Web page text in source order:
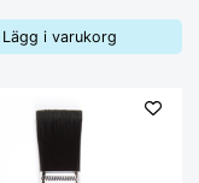
Lägg i varukorg